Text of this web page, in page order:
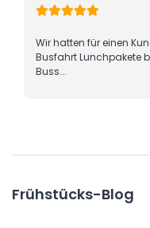
Wir hatten für einen
Busfahrt Lunchpakete
Buss...
Frühstücks-Blog